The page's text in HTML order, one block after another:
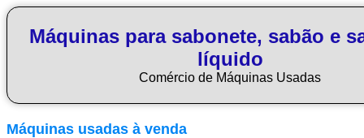
Máquinas para sabonete, sabão e
líquido
Comércio de Máquinas Usadas
Máquinas usadas à venda